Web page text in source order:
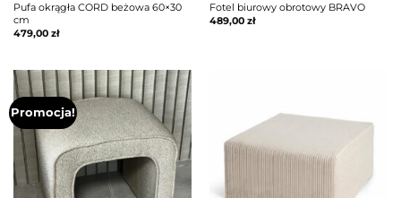
Pufa okrągła CORD beżowa 60×30
cm
479,00 zł
Fotel biurowy obrotowy BRAVO
489,00 zł
Promocja!